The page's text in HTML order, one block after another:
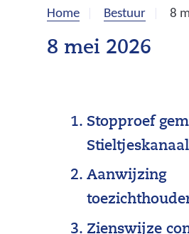
k
e
a
n
Home Bestuur 8
8 mei 2026
Stopproef
Aanwijzing
Zienswijze